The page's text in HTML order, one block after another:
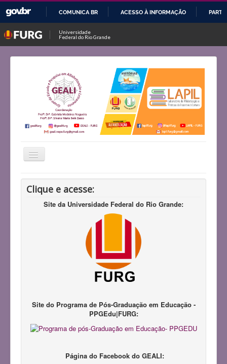
O
CONTEÚDO
COMUNICA BR ACESSO À INFORMAÇÃO
Universidade
Federal do Rio Grande
Alternar
Início
Histórico
Produções Acadêmicas
Participação em Eventos
Pedagogias da Infância
III Congresso do GEALI
Clique e acesse:
Site da Universidade Federal do Rio Grande:
Site do Programa de Pós-Graduação em Educação -
PPGEdu|FURG:
Página do Facebook do GEALI: